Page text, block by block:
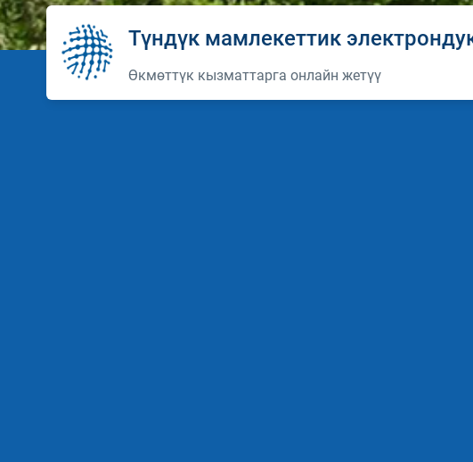
Түндүк мамлекеттик
Өкмөттүк кызматтарга онлайн жетүү